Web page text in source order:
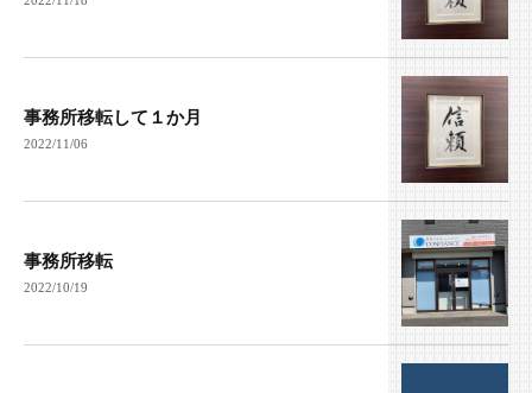
事務所移転して１か月
2022/11/06
事務所移転
2022/10/19